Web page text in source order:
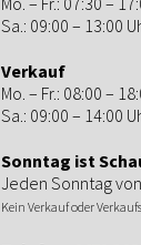
Sa.: 09:00 – 13:00
Verkauf
Mo. – Fr.: 08:00 –
Sa.: 09:00 – 14:00
Sonntag ist
Jeden Sonntag
Kein Verkauf oder